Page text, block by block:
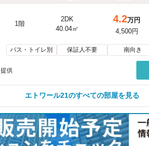
1階
2DK
40.04㎡
4.2万円
4,500円
バス・トイレ別 保証人不要 南向き
提供
エトワール21のすべての部屋を見る